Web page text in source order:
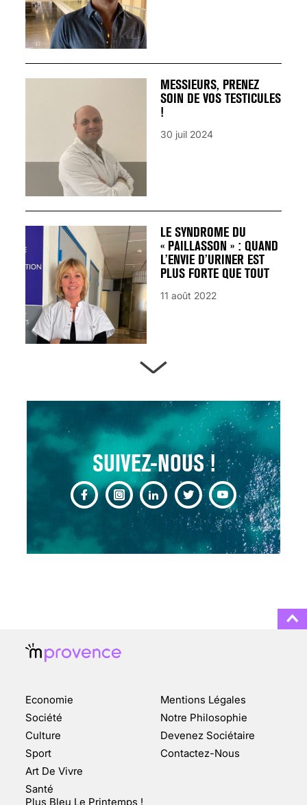
SUIVEZ-NOUS !
MESSIEURS, PRENEZ
SOIN DE VOS TESTICULES
!
30 juil 2024
LE SYNDROME DU
« PAILLASSON » : QUAND
L’ENVIE D’URINER EST
PLUS FORTE QUE TOUT
11 août 2022
13 août 2024
CHANGEMENT DE SEXE :
DES DEMANDES
TOUJOURS PLUS
FAIT SURFACE À
MARSEILLE (1/5)
10 jan 2022
Economie
Société
Culture
Sport
Art De Vivre
Santé
Plus Bleu Le Printemps !
Mentions Légales
Notre Philosophie
Devenez Sociétaire
Contactez-Nous